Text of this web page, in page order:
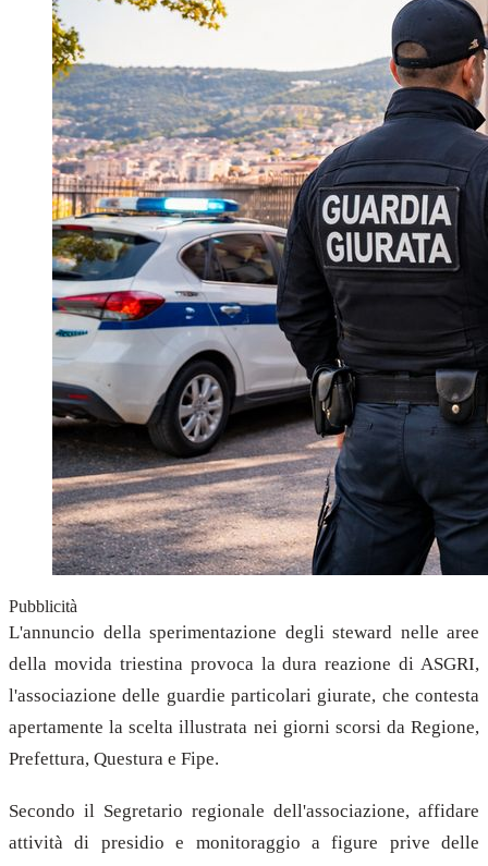
Pubblicità
L'annuncio della sperimentazione degli steward nelle aree
della movida triestina provoca la dura reazione di ASGRI,
l'associazione delle guardie particolari giurate, che contesta
apertamente la scelta illustrata nei giorni scorsi da Regione,
Prefettura, Questura e Fipe.
Secondo il Segretario regionale dell'associazione, affidare
attività di presidio e monitoraggio a figure prive delle